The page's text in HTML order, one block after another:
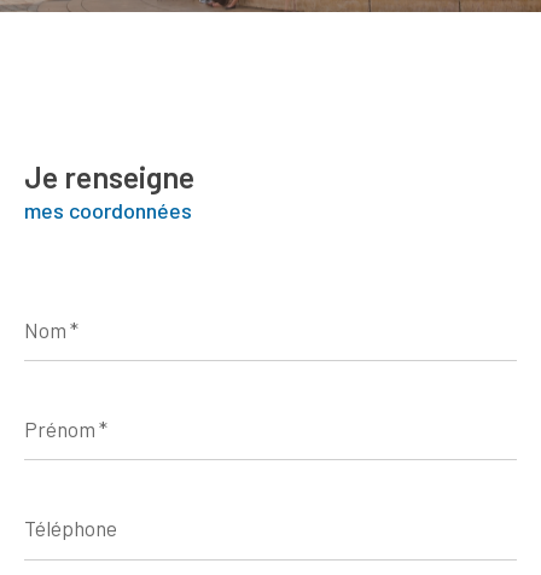
Je renseigne
mes coordonnées
*
*